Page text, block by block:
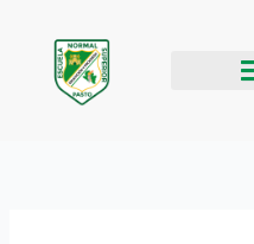
contenido